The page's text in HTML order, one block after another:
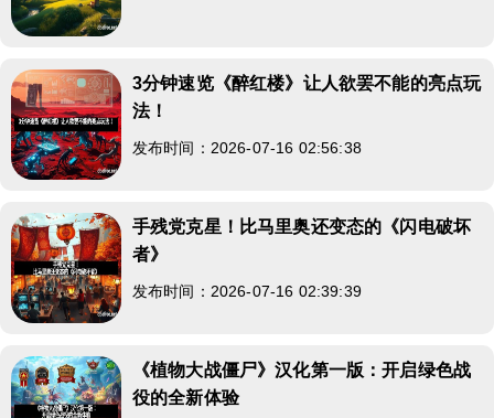
3分钟速览《醉红楼》让人欲罢不能的亮点玩
法！
发布时间：2026-07-16 02:56:38
手残党克星！比马里奥还变态的《闪电破坏
者》
发布时间：2026-07-16 02:39:39
《植物大战僵尸》汉化第一版：开启绿色战
役的全新体验